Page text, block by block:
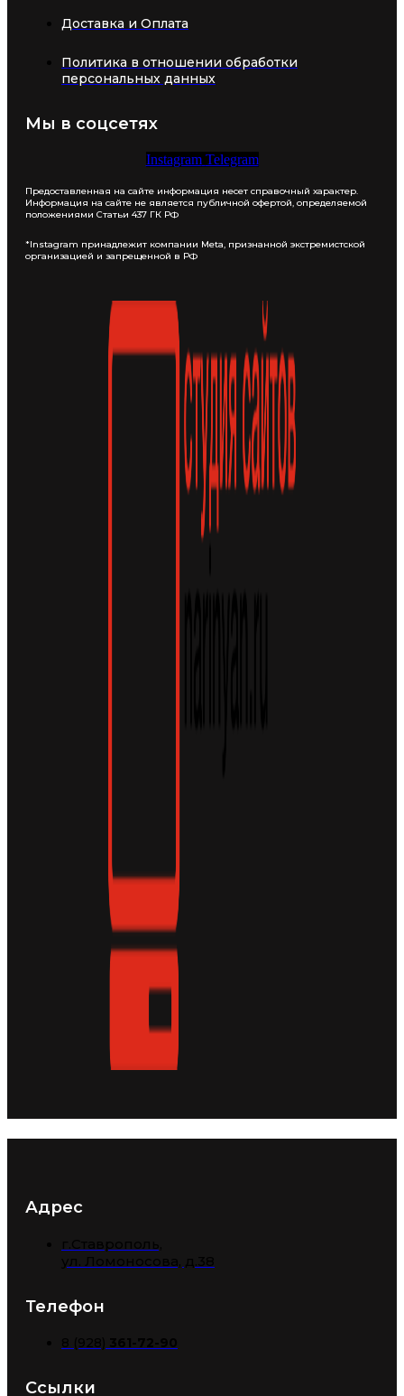
Доставка и Оплата
Политика в отношении обработки
персональных данных
Мы в соцсетях
Instagram Telegram
Предоставленная на сайте информация несет справочный характер.
Информация на сайте не является публичной офертой, определяемой
положениями Статьи 437 ГК РФ
*Instagram принадлежит компании Meta, признанной экстремистской
организацией и запрещенной в РФ
Адрес
Телефон
Ссылки